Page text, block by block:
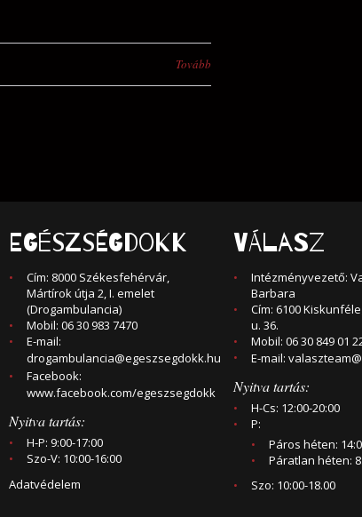
Tovább
EGÉSZSÉGDOKK
Cím: 8000 Székesfehérvár,
Mártírok útja 2, I. emelet
(Drogambulancia)
Mobil: 06 30 983 7470
E-mail:
drogambulancia@egeszsegdokk.hu
Facebook:
www.facebook.com/egeszsegdokk
Nyitva tartás:
H-P: 9:00-17:00
Szo-V: 10:00-16:00
Adatvédelem
VÁLASZ
Intézményvezető:
Barbara
Cím: 6100
u. 36.
Mobil: 06 30 849 01
E-mail:
Nyitva tartás:
H-Cs: 12:00-20:00
P:
Páros héten:
Páratlan héten:
Szo: 10:00-18.00